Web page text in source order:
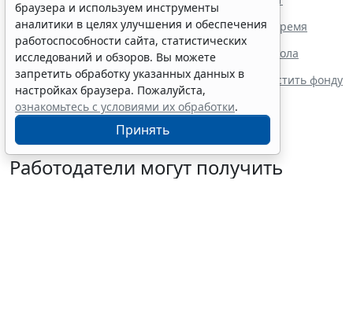
электрической дуги
Сотрудник имеет право уйти с места работы во время
обеденного перерыва
Роструд напомнил о нюансах заполнения протокола
проверки знаний по охране труда
Верховный Суд РФ заставил работодателя возместить фонду
переплату пособия
Работодатели могут получить
браузера и используем инструменты
аналитики в целях улучшения и обеспечения
работоспособности сайта, статистических
исследований и обзоров. Вы можете
запретить обработку указанных данных в
настройках браузера. Пожалуйста,
ознакомьтесь с условиями их обработки.
Принять